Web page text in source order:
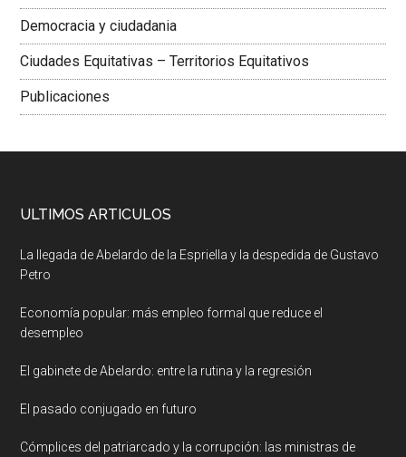
Democracia y ciudadania
Ciudades Equitativas – Territorios Equitativos
Publicaciones
ULTIMOS ARTICULOS
La llegada de Abelardo de la Espriella y la despedida de Gustavo
Petro
Economía popular: más empleo formal que reduce el
desempleo
El gabinete de Abelardo: entre la rutina y la regresión
El pasado conjugado en futuro
Cómplices del patriarcado y la corrupción: las ministras de